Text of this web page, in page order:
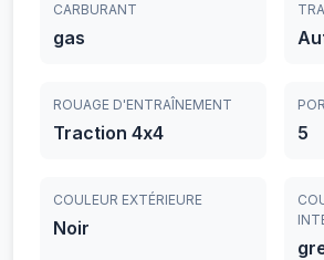
CARBURANT
gas
ROUAGE D'ENTRAÎNEMENT
Traction 4x4 5
COULEUR EXTÉRIEURE
Noir